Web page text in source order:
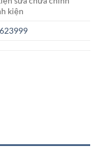
kiện